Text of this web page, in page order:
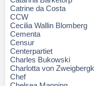
Catrine da Costa
CCW
Cecilia Wallin Blomberg
Cementa
Censur
Centerpartiet
Charles Bukowski
Charlotta von Zweigbergk
Chef